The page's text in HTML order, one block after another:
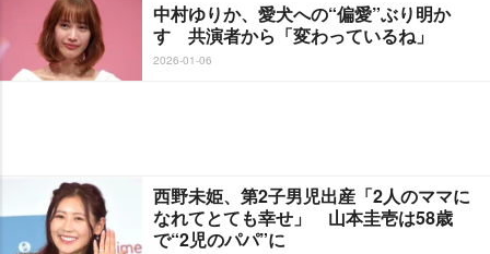
中村ゆりか、愛犬への“偏愛”ぶり明か
す 共演者から「変わっているね」
2026-01-06
西野未姫、第2子男児出産「2人のママに
なれてとても幸せ」 山本圭壱は58歳
で“2児のパパ”に